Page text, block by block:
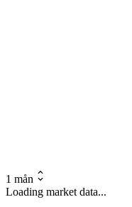
1 mån
Loading market data...